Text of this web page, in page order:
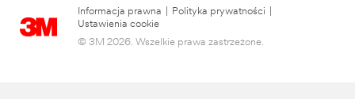
Informacja prawna Polityka prywatności
Ustawienia cookie
© 3M 2026. Wszelkie prawa zastrzeżone.